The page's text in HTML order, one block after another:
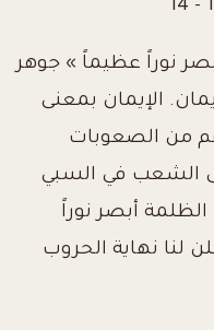
نوراً عظيماً » جوهر
الإيمان بمعنى
من الصعوبات
الشعب في السبي
أبصر نوراً
لنا نهاية الحروب